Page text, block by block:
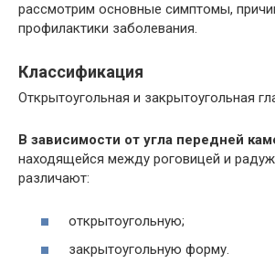
рассмотрим основные симптомы,
профилактики заболевания.
Классификация
Открытоугольная и закрытоугольная
В зависимости от угла передней
находящейся между роговицей и
различают:
открытоугольную;
закрытоугольную форму.